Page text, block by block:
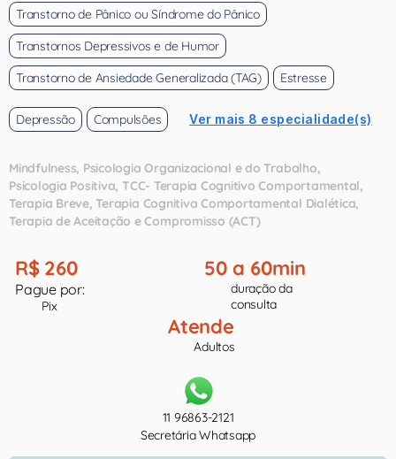
Transtorno de Pânico ou Síndrome do Pânico
Transtornos Depressivos e de Humor
Transtorno de Ansiedade Generalizada (TAG)
Estresse
Depressão Compulsões Ver mais 8 especialidade(s)
Mindfulness Psicologia Organizacional e do Trabalho
Psicologia Positiva TCC- Terapia Cognitivo Comportamental
Terapia Breve Terapia Cognitiva Comportamental Dialética
Terapia de Aceitação e Compromisso (ACT)
R$ 260
Pague por:
Pix
50 a 60min
duração da
consulta
Atende
Adultos
11 96863-2121
Secretária Whatsapp